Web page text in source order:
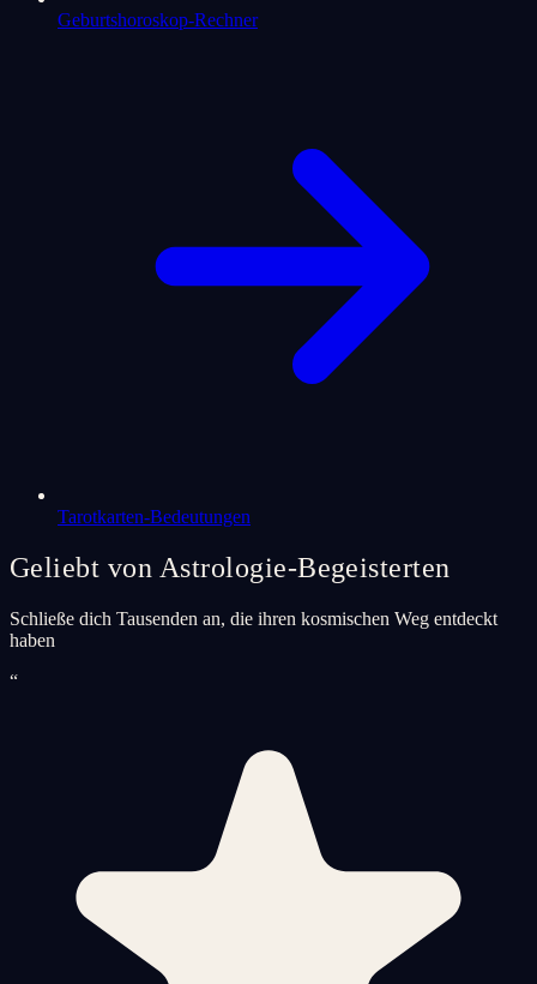
Geburtshoroskop-Rechner
Tarotkarten-Bedeutungen
Geliebt von Astrologie-Begeisterten
Schließe dich Tausenden an, die ihren kosmischen Weg entdeckt
haben
“